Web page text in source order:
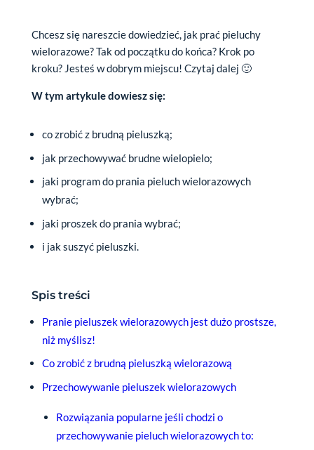
Chcesz się nareszcie dowiedzieć, jak prać pieluchy
wielorazowe? Tak od początku do końca? Krok po
kroku? Jesteś w dobrym miejscu! Czytaj dalej 🙂
W tym artykule dowiesz się:
co zrobić z brudną pieluszką;
jak przechowywać brudne wielopielo;
jaki program do prania pieluch wielorazowych
wybrać;
jaki proszek do prania wybrać;
i jak suszyć pieluszki.
Spis treści
Pranie pieluszek wielorazowych jest dużo prostsze,
niż myślisz!
Co zrobić z brudną pieluszką wielorazową
Przechowywanie pieluszek wielorazowych
Rozwiązania popularne jeśli chodzi o
przechowywanie pieluch wielorazowych to: